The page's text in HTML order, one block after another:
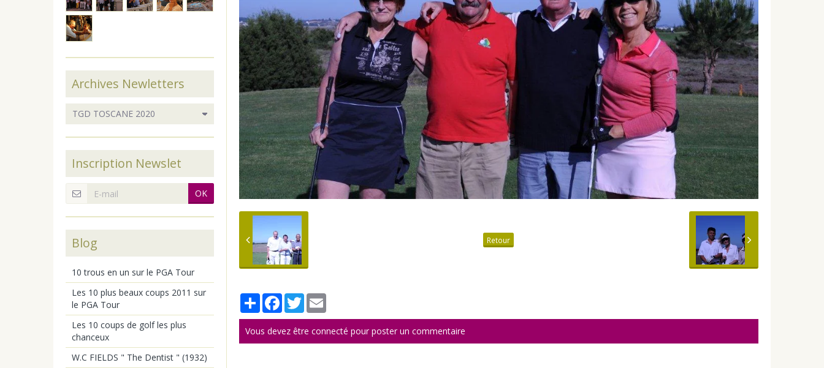
Retour
PartagerFacebook
TwitterEmail
Vous devez être connecté pour poster un commentaire
Archives Newletters
Inscription Newslet
OK
Blog
10 trous en un sur le PGA Tour
Les 10 plus beaux coups 2011 sur
le PGA Tour
Les 10 coups de golf les plus
chanceux
W.C FIELDS " The Dentist " (1932)